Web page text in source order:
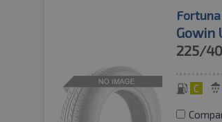
Fortuna
Gowin
225/
C